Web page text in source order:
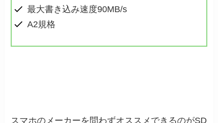
最大書き込み速度90MB/s
A2規格
スマホのメーカーを問わずオススメできるのがSD